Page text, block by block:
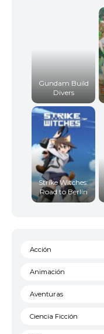
Gundam Build
Divers
Strike Witches:
Road to Berlin
Acción
Animación
Aventuras
Ciencia Ficción